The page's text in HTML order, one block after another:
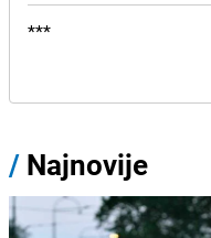
***
/ Najnovije